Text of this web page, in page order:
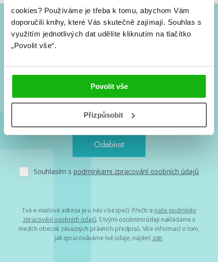
cookies? Používáme je třeba k tomu, abychom Vám
doporučili knihy, které Vás skutečně zajímají. Souhlas s
využitím jednotlivých dat udělíte kliknutím na tlačítko
„Povolit vše“.
Povolit vše
Přizpůsobit
#HumbookNews
Nové knihy, co se chystá, kvízy, soutěže, autoři, filmové
a seriálové adaptace a další.
Souhlasím s podmínkami zpracování osobních údajů
Tvá e-mailová adresa je u nás v bezpečí. Přečti si naše podmínky
zpracování osobních údajů. S tvými osobními údaji nakládáme v
mezích obecně závazných právních předpisů. Více informací o tom,
jak zpracováváme tvé údaje, najdeš zde.